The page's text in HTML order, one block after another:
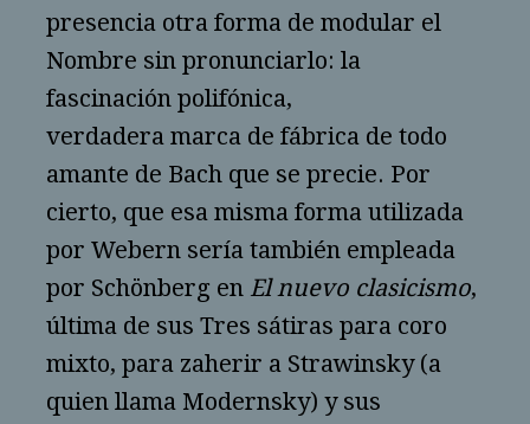
presencia otra forma de modular el
Nombre sin pronunciarlo: la
fascinación polifónica,
verdadera marca de fábrica de todo
amante de Bach que se precie. Por
cierto, que esa misma forma utilizada
por Webern sería también empleada
por Schönberg en El nuevo clasicismo,
última de sus Tres sátiras para coro
mixto, para zaherir a Strawinsky (a
quien llama Modernsky) y sus